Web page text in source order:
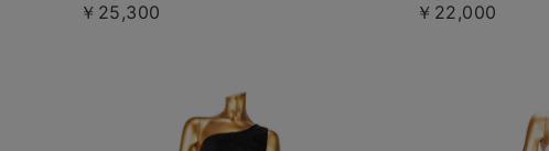
￥25,300 ￥22,000